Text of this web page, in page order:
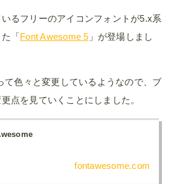
るフリーのアイコンフォントが5.x系
「Font Awesome 5 」が登場しまし
て色々と変更しているようなので、ブ
点を見ていくことにしました。
fontawesome.com